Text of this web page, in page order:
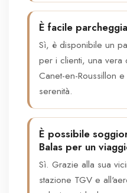
È facile
Sì, è disponibile un
per i clienti, una vera
Canet-en-Roussillon
serenità.
È possibile
Balas per un
Sì. Grazie alla sua
stazione TGV e